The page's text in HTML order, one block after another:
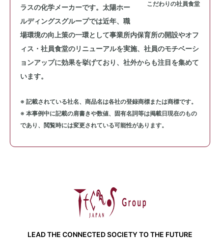
こだわりの社員食堂
ラスの化学メーカーです。太陽ホー
ルディングスグループでは近年、職
場環境の向上策の一環として事業所内保育所の開設やオフ
ィス・社員食堂のリニューアルを実施、社員のモチベーシ
ョンアップに効果を挙げており、社外からも注目を集めて
います。
※ 記載されている社名、商品名は各社の登録商標または商標です。
※ 本事例中に記載の肩書きや数値、固有名詞等は掲載日現在のもの
であり、閲覧時には変更されている可能性があります。
LEAD THE CONNECTED SOCIETY TO THE FUTURE